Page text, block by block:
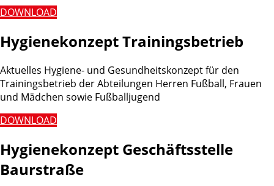
DOWNLOAD
Hygienekonzept Trainingsbetrieb
Aktuelles Hygiene- und Gesundheitskonzept für den
Trainingsbetrieb der Abteilungen Herren Fußball, Frauen
und Mädchen sowie Fußballjugend
DOWNLOAD
Hygienekonzept Geschäftsstelle
Baurstraße